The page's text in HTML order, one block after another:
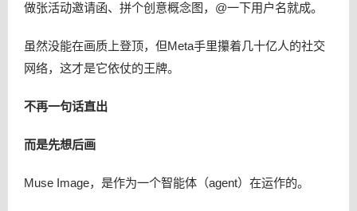
做张活动邀请函、拼个创意概念图，@一下用户名就成。
虽然没能在画质上登顶，但Meta手里攥着几十亿人的社交
网络，这才是它依仗的王牌。
不再一句话直出
而是先想后画
Muse Image，是作为一个智能体（agent）在运作的。